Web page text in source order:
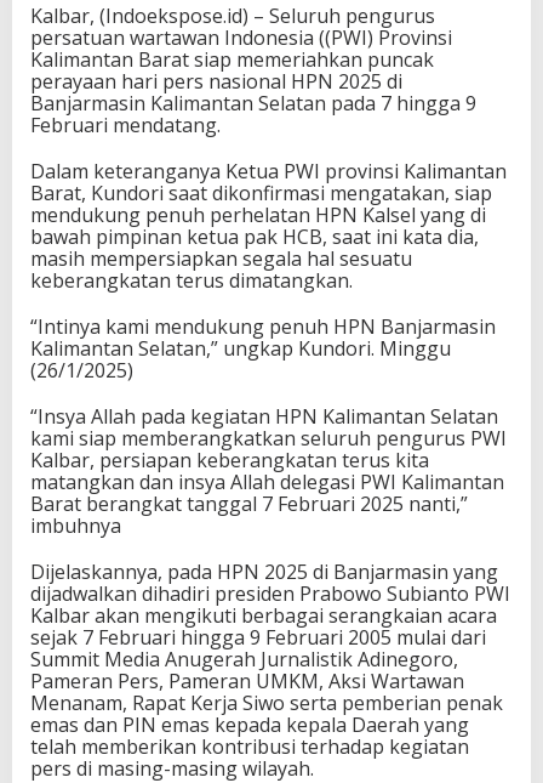
Kalbar, (Indoekspose.id) – Seluruh pengurus
persatuan wartawan Indonesia ((PWI) Provinsi
Kalimantan Barat siap memeriahkan puncak
perayaan hari pers nasional HPN 2025 di
Banjarmasin Kalimantan Selatan pada 7 hingga 9
Februari mendatang.
Dalam keteranganya Ketua PWI provinsi Kalimantan
Barat, Kundori saat dikonfirmasi mengatakan, siap
mendukung penuh perhelatan HPN Kalsel yang di
bawah pimpinan ketua pak HCB, saat ini kata dia,
masih mempersiapkan segala hal sesuatu
keberangkatan terus dimatangkan.
“Intinya kami mendukung penuh HPN Banjarmasin
Kalimantan Selatan,” ungkap Kundori. Minggu
(26/1/2025)
“Insya Allah pada kegiatan HPN Kalimantan Selatan
kami siap memberangkatkan seluruh pengurus PWI
Kalbar, persiapan keberangkatan terus kita
matangkan dan insya Allah delegasi PWI Kalimantan
Barat berangkat tanggal 7 Februari 2025 nanti,”
imbuhnya
Dijelaskannya, pada HPN 2025 di Banjarmasin yang
dijadwalkan dihadiri presiden Prabowo Subianto PWI
Kalbar akan mengikuti berbagai serangkaian acara
sejak 7 Februari hingga 9 Februari 2005 mulai dari
Summit Media Anugerah Jurnalistik Adinegoro,
Pameran Pers, Pameran UMKM, Aksi Wartawan
Menanam, Rapat Kerja Siwo serta pemberian penak
emas dan PIN emas kepada kepala Daerah yang
telah memberikan kontribusi terhadap kegiatan
pers di masing-masing wilayah.